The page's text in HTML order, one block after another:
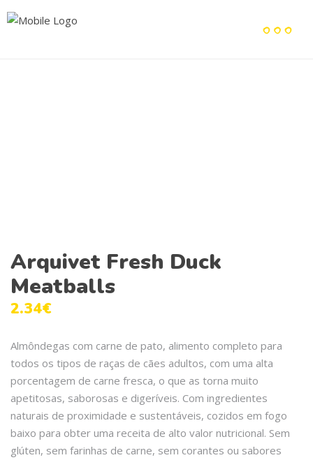
Arquivet Fresh Duck
Meatballs
2.34€
Almôndegas com carne de pato, alimento completo para
todos os tipos de raças de cães adultos, com uma alta
porcentagem de carne fresca, o que as torna muito
apetitosas, saborosas e digeríveis. Com ingredientes
naturais de proximidade e sustentáveis, cozidos em fogo
baixo para obter uma receita de alto valor nutricional. Sem
glúten, sem farinhas de carne, sem corantes ou sabores